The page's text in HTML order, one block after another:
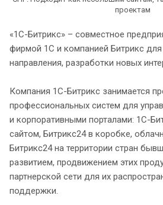
проектам
«1С-Битрикс» – совместное
фирмой 1С и компанией Битрикс для
направления, разработки новых
Компания 1С-Битрикс занимается
профессиональных систем для
и корпоративными порталами: 1С-
сайтом, Битрикс24 в коробке,
Битрикс24 на территории стран
развитием, продвижением этих
партнерской сети для их
поддержки.